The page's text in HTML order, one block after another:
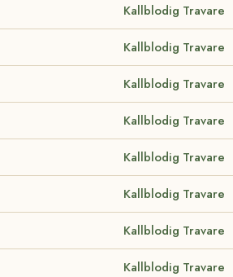
Kallblodig Travare
Kallblodig Travare
Kallblodig Travare
Kallblodig Travare
Kallblodig Travare
Kallblodig Travare
Kallblodig Travare
Kallblodig Travare